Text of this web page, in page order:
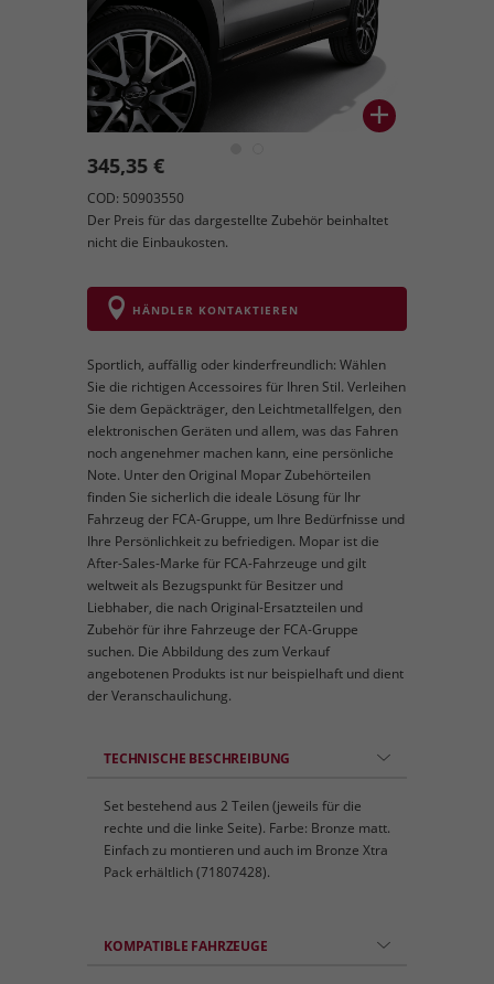
345,35 €
COD: 50903550
Der Preis für das dargestellte Zubehör beinhaltet
nicht die Einbaukosten.
HÄNDLER KONTAKTIEREN
Sportlich, auffällig oder kinderfreundlich: Wählen
Sie die richtigen Accessoires für Ihren Stil. Verleihen
Sie dem Gepäckträger, den Leichtmetallfelgen, den
elektronischen Geräten und allem, was das Fahren
noch angenehmer machen kann, eine persönliche
Note. Unter den Original Mopar Zubehörteilen
finden Sie sicherlich die ideale Lösung für Ihr
Fahrzeug der FCA-Gruppe, um Ihre Bedürfnisse und
Ihre Persönlichkeit zu befriedigen. Mopar ist die
After-Sales-Marke für FCA-Fahrzeuge und gilt
weltweit als Bezugspunkt für Besitzer und
Liebhaber, die nach Original-Ersatzteilen und
Zubehör für ihre Fahrzeuge der FCA-Gruppe
suchen. Die Abbildung des zum Verkauf
angebotenen Produkts ist nur beispielhaft und dient
der Veranschaulichung.
TECHNISCHE BESCHREIBUNG
Set bestehend aus 2 Teilen (jeweils für die
rechte und die linke Seite). Farbe: Bronze matt.
Einfach zu montieren und auch im Bronze Xtra
Pack erhältlich (71807428).
KOMPATIBLE FAHRZEUGE